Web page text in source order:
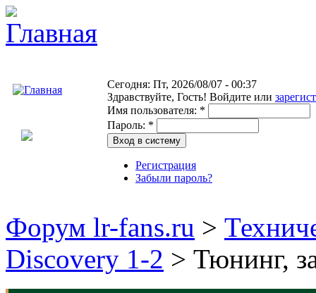
Сегодня: Пт, 2026/08/07 - 00:37
Здравствуйте, Гость! Войдите или
Имя пользователя: *
Пароль: *
Регистрация
Забыли пароль?
Форум lr-fans.ru >
Discovery 1-2 > Тюнинг,